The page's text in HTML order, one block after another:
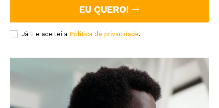
EU QUERO!
Já li e aceitei a Política de privacidade.